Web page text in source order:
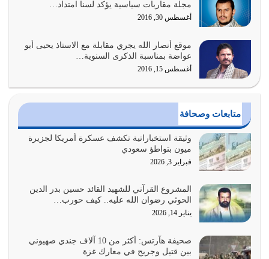
والاستبشار والنجاة والخلود في…
يوليو 29, 2026
القرآن الكريم هو أهم مصدر لمعرفة رسول الله معرفة سيرته
معرفة شخصيته معرفة عظمته
يوليو 28, 2026
هل نحن من الصالحين؟ قيِّم نفسك هنا اترك القرآن على أصله
وأعرض نفسك، وأعرض ما لديك على…
يوليو 27, 2026
عندما يكون عدوك هو عدو الله معناه أن تكون نقاط الضعف
فيه كثيرة وسينصرك الله عليه إذا…
يوليو 26, 2026
أراد الله لهذه الأمة ان تكون خير امة أخرجت للناس بالنهوض
بالأمر بالمعروف والنهي عن…
يوليو 25, 2026
مجلة مقاربات سياسية يؤكد لسنا امتداد…
أغسطس 30, 2016
موقع أنصار الله يجري مقابلة مع الاستاذ يحيى أبو
عواضة بمناسبة الذكرى السنوية…
أغسطس 15, 2016
متابعات وصحافة
وثيقة استخباراتية تكشف عسكرة أمريكا لجزيرة
ميون بتواطؤ سعودي
فبراير 3, 2026
المشروع القرآني للشهيد القائد حسين بدر الدين
الحوثي رضوان الله عليه.. كيف حورب…
يناير 14, 2026
صحيفة هآرتس: أكثر من 10 آلاف جندي صهيوني
بين قتيل وجريح في معارك غزة